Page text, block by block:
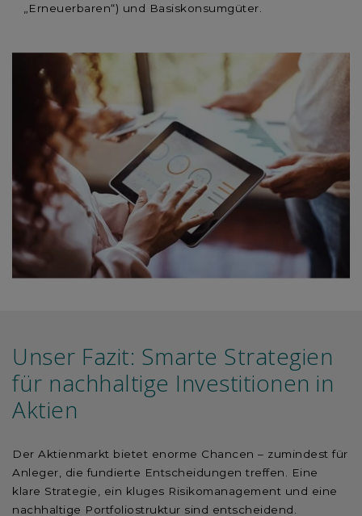
„Erneuerbaren“) und Basiskonsumgüter.
Unser Fazit: Smarte Strategien
für nachhaltige Investitionen in
Aktien
Der Aktienmarkt bietet enorme Chancen – zumindest für
Anleger, die fundierte Entscheidungen treffen. Eine
klare Strategie, ein kluges Risikomanagement und eine
nachhaltige Portfoliostruktur sind entscheidend.